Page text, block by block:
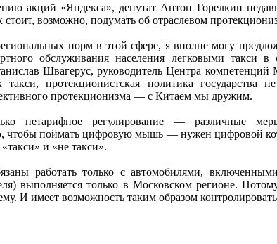
акций «Яндекса», депутат Антон Горелкин
возможно, подумать об отраслевом
норм в этой сфере, я вполне могу
обслуживания населения легковыми такси
Швагерус, руководитель Центра
протекционистская политика
протекционизма — с Китаем мы дружим.
нетарифное регулирование — различные
чтобы поймать цифровую мышь — нужен цифровой
и «не такси».
работать только с автомобилями,
выполняется только в Московском регионе.
И имеет возможность таким образом